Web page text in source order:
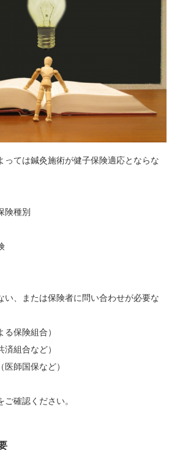
っては鍼灸施術が健子保険適応とならな
険種別
い、または保険者に問い合わせが必要な
る保険組合）
済組合など）
医師国保など）
確認ください。